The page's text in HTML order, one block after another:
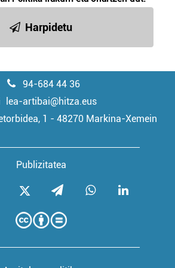
Harpidetu
94-684 44 36
lea-artibai@hitza.eus
1 - 48270 Markina-Xemein
Publizitatea